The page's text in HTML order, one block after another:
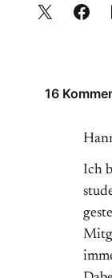
16
Ich